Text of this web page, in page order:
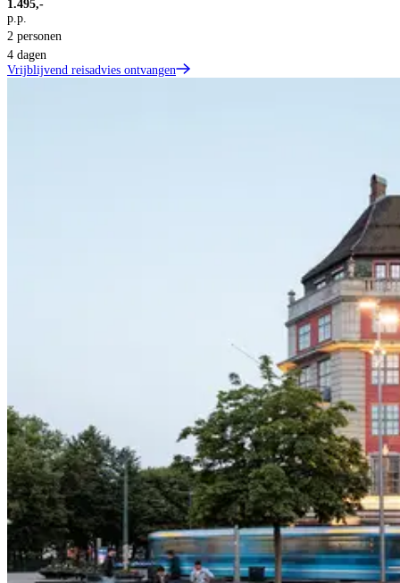
1.495,-
p.p.
2 personen
4 dagen
Vrijblijvend reisadvies ontvangen